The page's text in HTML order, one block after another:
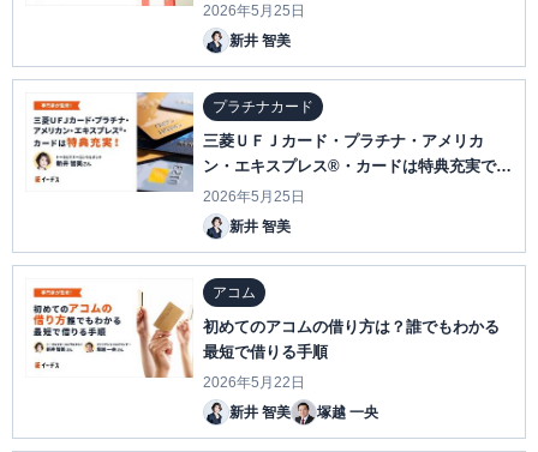
2026年5月25日
新井 智美
プラチナカード
三菱ＵＦＪカード・プラチナ・アメリカ
ン・エキスプレス®・カードは特典充実で安
心のプラチナカード
2026年5月25日
新井 智美
アコム
初めてのアコムの借り方は？誰でもわかる
最短で借りる手順
2026年5月22日
新井 智美
塚越 一央